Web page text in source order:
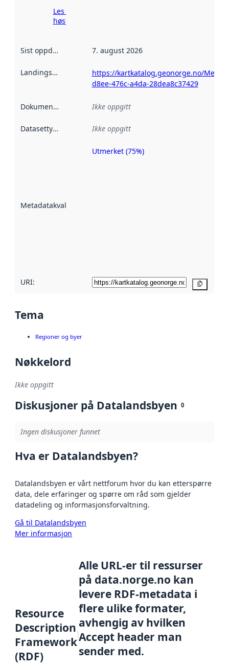
Les mer om
høsting her
Sist oppdatert 7. august 2026
Landingsside
https://kartkatalog.geonorge.no/
d8ee-476c-a4da-28dea8c37429
Dokumentasjon Ikke oppgitt
Datasettype Ikke oppgitt
Metadatakvalitet
Metadatakvalitet
Utmerket (75%)
URI:
Tema
Regioner og byer
Nøkkelord
Ikke oppgitt
Diskusjoner på Datalandsbyen 0
Ingen diskusjoner funnet
Hva er Datalandsbyen?
Datalandsbyen er vårt nettforum hvor du kan etterspørre
data, dele erfaringer og spørre om råd som gjelder
datadeling og informasjonsforvaltning.
Gå til Datalandsbyen
Mer informasjon
Resource
Description
Framework
(RDF)
Alle URL-er til ressurser
på data.norge.no kan
levere RDF-metadata i
flere ulike formater,
avhengig av hvilken
Accept header man
sender med.